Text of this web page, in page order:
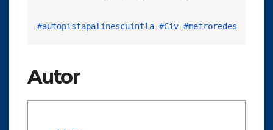
#autopistapalinescuintla #Civ #metroredes
Autor